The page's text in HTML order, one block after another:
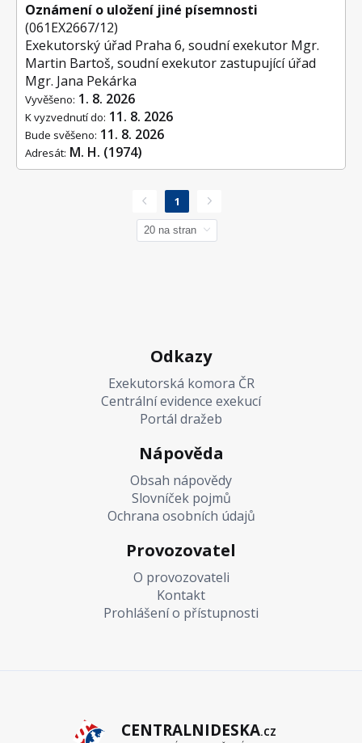
Oznámení o uložení jiné písemnosti
(061EX2667/12)
Exekutorský úřad Praha 6, soudní exekutor Mgr.
Martin Bartoš, soudní exekutor zastupující úřad
Mgr. Jana Pekárka
Vyvěšeno: 1. 8. 2026
Adresát: M. H. (1974)
K vyzvednutí do: 11. 8. 2026
Bude svěšeno: 11. 8. 2026
1
Odkazy
Exekutorská komora ČR
Centrální evidence exekucí
Portál dražeb
Nápověda
Obsah nápovědy
Slovníček pojmů
Ochrana osobních údajů
Provozovatel
O provozovateli
Kontakt
Prohlášení o přístupnosti
CENTRALNIDESKA.CZ